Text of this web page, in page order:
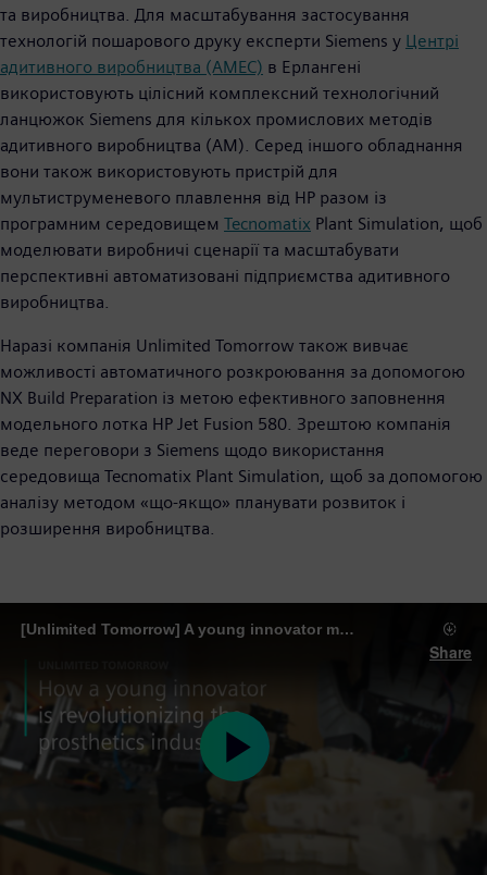
та виробництва. Для масштабування застосування
технологій пошарового друку експерти Siemens у Центрі
адитивного виробництва (AMEC) в Ерлангені
використовують цілісний комплексний технологічний
ланцюжок Siemens для кількох промислових методів
адитивного виробництва (AM). Серед іншого обладнання
вони також використовують пристрій для
мультиструменевого плавлення від HP разом із
програмним середовищем Tecnomatix Plant Simulation, щоб
моделювати виробничі сценарії та масштабувати
перспективні автоматизовані підприємства адитивного
виробництва.
Наразі компанія Unlimited Tomorrow також вивчає
можливості автоматичного розкроювання за допомогою
NX Build Preparation із метою ефективного заповнення
модельного лотка HP Jet Fusion 580. Зрештою компанія
веде переговори з Siemens щодо використання
середовища Tecnomatix Plant Simulation, щоб за допомогою
аналізу методом «що-якщо» планувати розвиток і
розширення виробництва.
[Unlimited Tomorrow] A young innovator makes prosthetics personalized, inexpensive…and empowering
Share
Play